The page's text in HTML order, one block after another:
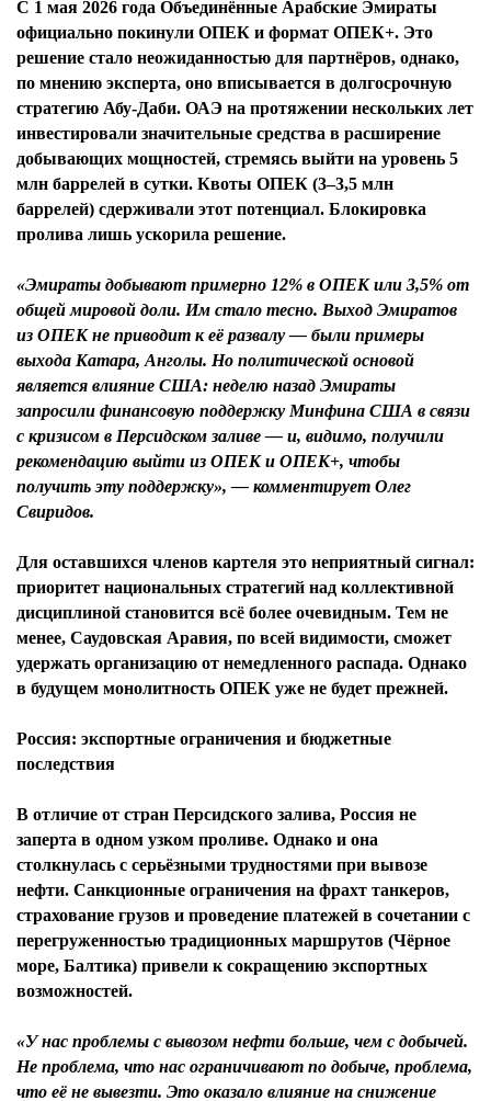
С 1 мая 2026 года Объединённые Арабские Эмираты
официально покинули ОПЕК и формат ОПЕК+. Это
решение стало неожиданностью для партнёров, однако,
по мнению эксперта, оно вписывается в долгосрочную
стратегию Абу-Даби. ОАЭ на протяжении нескольких лет
инвестировали значительные средства в расширение
добывающих мощностей, стремясь выйти на уровень 5
млн баррелей в сутки. Квоты ОПЕК (3–3,5 млн
баррелей) сдерживали этот потенциал. Блокировка
пролива лишь ускорила решение.
«Эмираты добывают примерно 12% в ОПЕК или 3,5% от
общей мировой доли. Им стало тесно. Выход Эмиратов
из ОПЕК не приводит к её развалу — были примеры
выхода Катара, Анголы. Но политической основой
является влияние США: неделю назад Эмираты
запросили финансовую поддержку Минфина США в связи
с кризисом в Персидском заливе — и, видимо, получили
рекомендацию выйти из ОПЕК и ОПЕК+, чтобы
получить эту поддержку», — комментирует Олег
Свиридов.
Для оставшихся членов картеля это неприятный сигнал:
приоритет национальных стратегий над коллективной
дисциплиной становится всё более очевидным. Тем не
менее, Саудовская Аравия, по всей видимости, сможет
удержать организацию от немедленного распада. Однако
в будущем монолитность ОПЕК уже не будет прежней.
Россия: экспортные ограничения и бюджетные
последствия
В отличие от стран Персидского залива, Россия не
заперта в одном узком проливе. Однако и она
столкнулась с серьёзными трудностями при вывозе
нефти. Санкционные ограничения на фрахт танкеров,
страхование грузов и проведение платежей в сочетании с
перегруженностью традиционных маршрутов (Чёрное
море, Балтика) привели к сокращению экспортных
возможностей.
«У нас проблемы с вывозом нефти больше, чем с добычей.
Не проблема, что нас ограничивают по добыче, проблема,
что её не вывезти. Это оказало влияние на снижение